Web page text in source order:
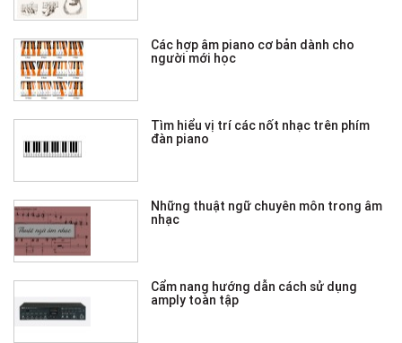
Các hợp âm piano cơ bản dành cho
người mới học
Tìm hiểu vị trí các nốt nhạc trên phím
đàn piano
Những thuật ngữ chuyên môn trong âm
nhạc
Cẩm nang hướng dẫn cách sử dụng
amply toàn tập